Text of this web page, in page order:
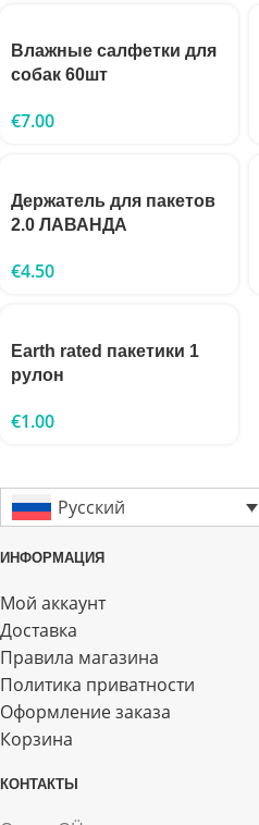
Влажные салфетки для
собак 60шт
€7.00
Держатель для пакетов
2.0 ЛАВАНДА
€4.50
Earth rated пакетики 1
рулон
€1.00
Русский
ИНФОРМАЦИЯ
Мой аккаунт
Доставка
Правила магазина
Политика приватности
Оформление заказа
Корзина
КОНТАКТЫ